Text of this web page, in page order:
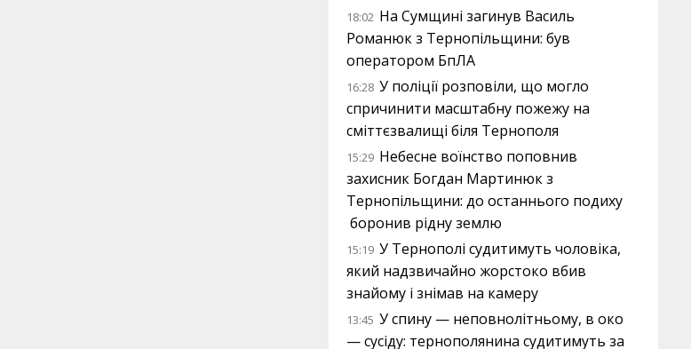
18:02 На Сумщині загинув Василь
Романюк з Тернопільщини: був
оператором БпЛА
16:28 У поліції розповіли, що могло
спричинити масштабну пожежу на
сміттєзвалищі біля Тернополя
15:29 Небесне воїнство поповнив
захисник Богдан Мартинюк з
Тернопільщини: до останнього подиху
боронив рідну землю
15:19 У Тернополі судитимуть чоловіка,
який надзвичайно жорстоко вбив
знайому і знімав на камеру
13:45 У спину — неповнолітньому, в око
— сусіду: тернополянина судитимуть за